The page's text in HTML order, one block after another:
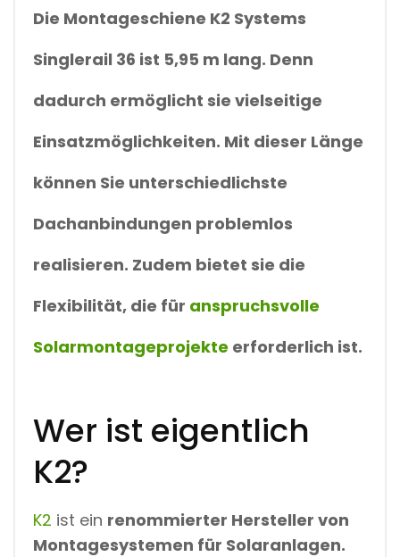
Die Montageschiene K2 Systems
Singlerail 36 ist 5,95 m lang. Denn
dadurch ermöglicht sie vielseitige
Einsatzmöglichkeiten. Mit dieser Länge
können Sie unterschiedlichste
Dachanbindungen problemlos
realisieren. Zudem bietet sie die
Flexibilität, die für anspruchsvolle
Solarmontageprojekte erforderlich ist.
Wer ist eigentlich
K2?
K2 ist ein renommierter Hersteller von
Montagesystemen für Solaranlagen.